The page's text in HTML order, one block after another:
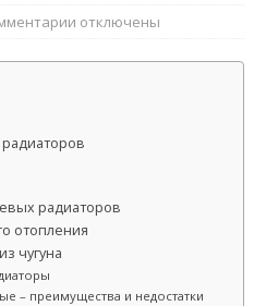
отключены
радиаторов
радиаторов
отопления
чугуна
– преимущества и недостатки